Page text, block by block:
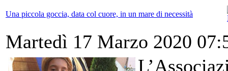
Una piccola goccia, data col cuore, in un mare di necessità
Martedì 17 Marzo 2020